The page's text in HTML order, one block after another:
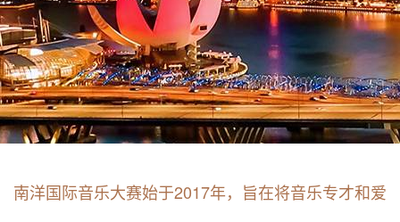
南洋国际音乐大赛始于2017年，旨在将音乐专才和爱